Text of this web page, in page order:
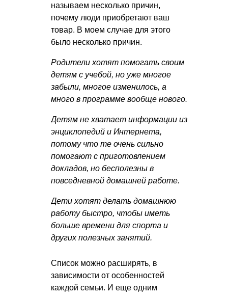
называем несколько причин,
почему люди приобретают ваш
товар. В моем случае для этого
было несколько причин.
Родители хотят помогать своим
детям с учебой, но уже многое
забыли, многое изменилось, а
много в программе вообще нового.
Детям не хватает информации из
энциклопедий и Интернета,
потому что те очень сильно
помогают с приготовлением
докладов, но бесполезны в
повседневной домашней работе.
Дети хотят делать домашнюю
работу быстро, чтобы иметь
больше времени для спорта и
других полезных занятий.
Список можно расширять, в
зависимости от особенностей
каждой семьи. И еще одним